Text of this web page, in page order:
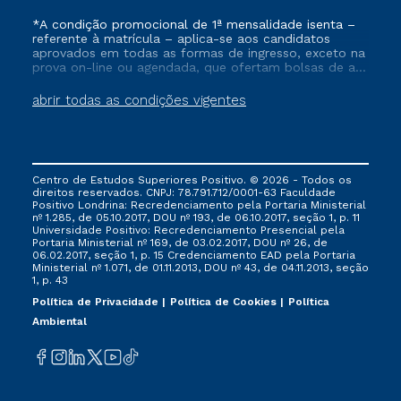
abrir todas as condições vigentes
*A condição promocional de 1ª mensalidade isenta –
referente à matrícula – aplica-se aos candidatos
aprovados em todas as formas de ingresso, exceto na
prova on-line ou agendada, que ofertam bolsas de até
vigente, que ainda não tenham efetivado e/ou não
tenham cancelado ou trancado sua matrícula em uma
via FIES, Prouni e outros programas governamentais, e
não se acumula com nenhuma outra campanha
ofertada pela Instituição.
Centro de Estudos Superiores Positivo. © 2026 - Todos os
direitos reservados. CNPJ: 78.791.712/0001-63 Faculdade
Positivo Londrina: Recredenciamento pela Portaria Ministerial
nº 1.285, de 05.10.2017, DOU nº 193, de 06.10.2017, seção 1, p. 11
Universidade Positivo: Recredenciamento Presencial ​pela
Portaria Ministerial nº 169, de 03.02.2017, DOU nº 26, de
06.02.2017, seção 1, p. 15 Credenciamento EAD pela Portaria
Ministerial nº 1.071, de 01.11.2013, DOU nº 43, de 04.11.2013, seção
1, p. 43
Política de Privacidade
Política de Cookies
Política
Ambiental